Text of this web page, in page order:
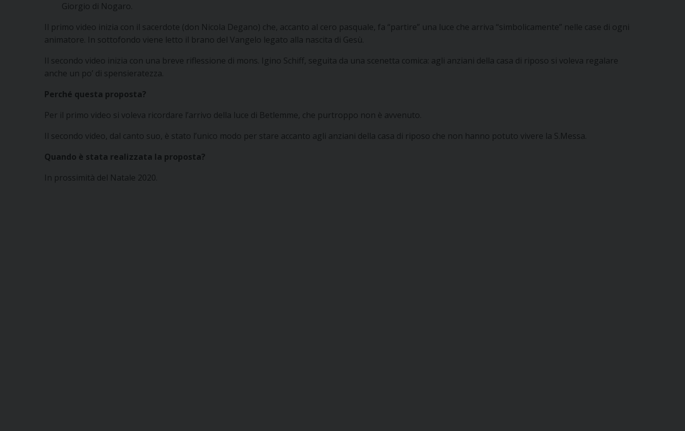
Giorgio di Nogaro.
Il primo video inizia con il sacerdote (don Nicola Degano) che, accanto al cero pasquale, fa “partire” una luce che arriva “simbolicamente” nelle case di ogni
animatore. In sottofondo viene letto il brano del Vangelo legato alla nascita di Gesù.
Il secondo video inizia con una breve riflessione di mons. Igino Schiff, seguita da una scenetta comica: agli anziani della casa di riposo si voleva regalare
anche un po’ di spensieratezza.
Perché questa proposta?
Per il primo video si voleva ricordare l’arrivo della luce di Betlemme, che purtroppo non è avvenuto.
Il secondo video, dal canto suo, è stato l’unico modo per stare accanto agli anziani della casa di riposo che non hanno potuto vivere la S.Messa.
Quando è stata realizzata la proposta?
In prossimità del Natale 2020.